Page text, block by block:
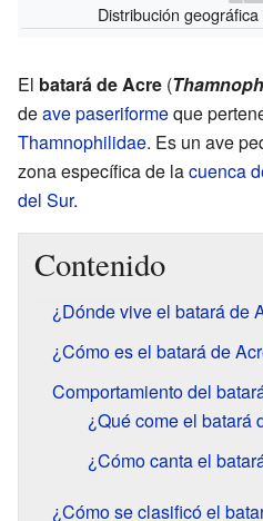
Distribución
El batará de Acre (
deavepaseriformeque
Thamnophilidae. Es un ave
zona específica de lacuenca
del Sur.
Contenido
¿Dónde vive el batará de
¿Cómo es el batará de
Comportamiento del
¿Qué come el batará
¿Cómo canta el
¿Cómo se clasificó el